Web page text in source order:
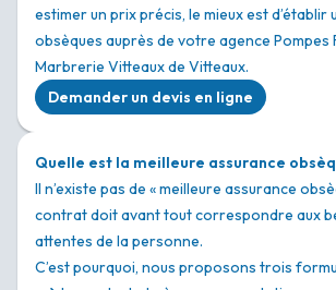
estimer un prix précis, le mieux est d’établir
obsèques auprès de votre agence Pompes
Marbrerie Vitteaux de Vitteaux.
Demander un devis en ligne
Quelle est la meilleure assurance
Il n’existe pas de « meilleure assurance
contrat doit avant tout correspondre aux
attentes de la personne.
C’est pourquoi, nous proposons trois